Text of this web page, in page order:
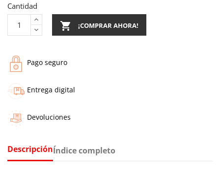
Cantidad
 ¡COMPRAR AHORA!
Pago seguro
Entrega digital
Devoluciones
DescripciónÍndice completo